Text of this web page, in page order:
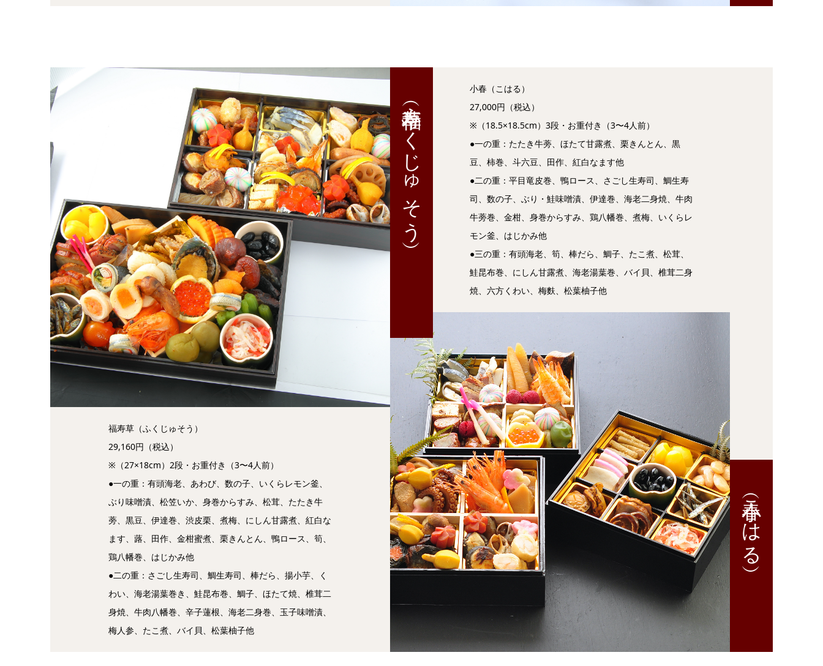
福寿草（ふくじゅそう）
福寿草（ふくじゅそう）
29,160円（税込）
※（27×18cm）2段・お重付き（3〜4人前）
●一の重：有頭海老、あわび、数の子、いくらレモン釜、
ぶり味噌漬、松笠いか、身巻からすみ、松茸、たたき牛
蒡、黒豆、伊達巻、渋皮栗、煮梅、にしん甘露煮、紅白な
ます、蕗、田作、金柑蜜煮、栗きんとん、鴨ロース、筍、
鶏八幡巻、はじかみ他
●二の重：さごし生寿司、鯛生寿司、棒だら、揚小芋、く
わい、海老湯葉巻き、鮭昆布巻、鯛子、ほたて焼、椎茸二
身焼、牛肉八幡巻、辛子蓮根、海老二身巻、玉子味噌漬、
梅人参、たこ煮、バイ貝、松葉柚子他
小春（こはる）
小春（こはる）
27,000円（税込）
※（18.5×18.5cm）3段・お重付き（3〜4人前）
●一の重：たたき牛蒡、ほたて甘露煮、栗きんとん、黒
豆、柿巻、斗六豆、田作、紅白なます他
●二の重：平目竜皮巻、鴨ロース、さごし生寿司、鯛生寿
司、数の子、ぶり・鮭味噌漬、伊達巻、海老二身焼、牛肉
牛蒡巻、金柑、身巻からすみ、鶏八幡巻、煮梅、いくらレ
モン釜、はじかみ他
●三の重：有頭海老、筍、棒だら、鯛子、たこ煮、松茸、
鮭昆布巻、にしん甘露煮、海老湯葉巻、バイ貝、椎茸二身
焼、六方くわい、梅麩、松葉柚子他